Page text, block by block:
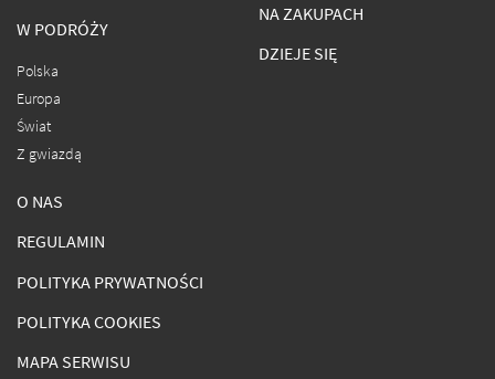
W PODRÓŻY
Polska
Europa
Świat
Z gwiazdą
NA ZAKUPACH
DZIEJE SIĘ
O NAS
REGULAMIN
POLITYKA PRYWATNOŚCI
POLITYKA COOKIES
MAPA SERWISU